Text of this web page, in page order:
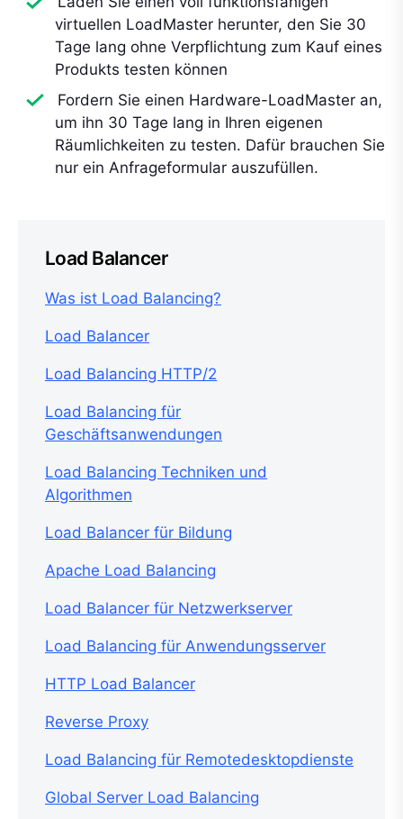
virtuellen LoadMaster herunter, den Sie 30
Tage lang ohne Verpflichtung zum Kauf eines
Produkts testen können
Fordern Sie einen Hardware-LoadMaster an,
um ihn 30 Tage lang in Ihren eigenen
Räumlichkeiten zu testen. Dafür brauchen Sie
nur ein Anfrageformular auszufüllen.
Load Balancer
Was ist Load Balancing?
Load Balancer
Load Balancing HTTP/2
Load Balancing für
Geschäftsanwendungen
Load Balancing Techniken und
Algorithmen
Load Balancer für Bildung
Apache Load Balancing
Load Balancer für Netzwerkserver
Load Balancing für Anwendungsserver
HTTP Load Balancer
Reverse Proxy
Load Balancing für Remotedesktopdienste
Global Server Load Balancing